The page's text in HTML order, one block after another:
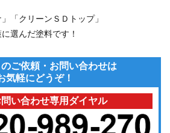
「クリーンＳＤトップ」
選んだ塗料です！
ご依頼・お問い合わせは
気軽にどうぞ！
い合わせ専用ダイヤル